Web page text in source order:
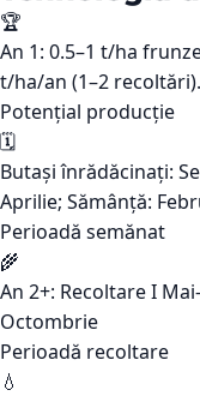
🏆
An 1: 0.5–1 t/ha
t/ha/an (1–2 recoltări).
Potențial producție
🗓️
Butași înrădăcinați:
Aprilie; Sămânță:
Perioadă semănat
🌾
An 2+: Recoltare I
Octombrie
Perioadă recoltare
💧